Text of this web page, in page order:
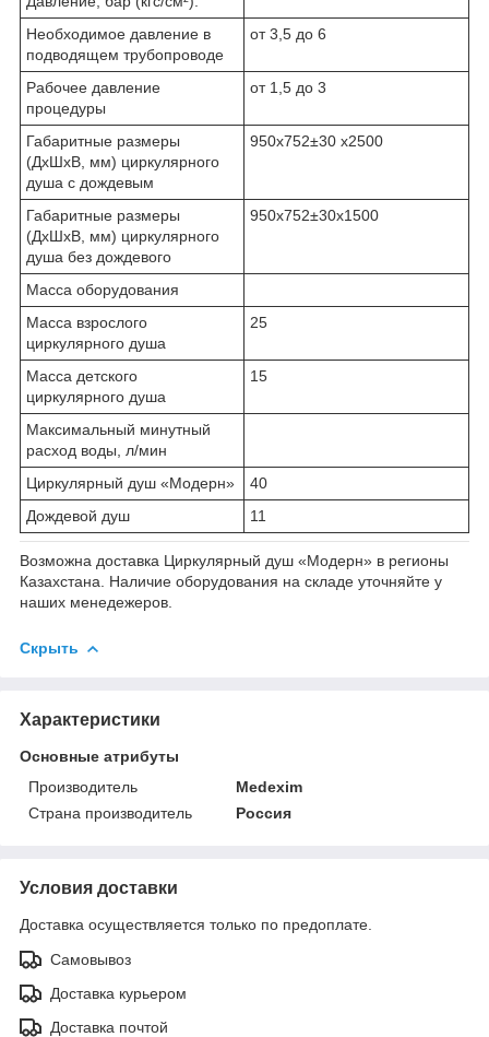
Необходимое давление в
подводящем трубопроводе
от 3,5 до 6
Рабочее давление
процедуры
от 1,5 до 3
Габаритные размеры
(ДхШхВ, мм) циркулярного
душа с дождевым
950х752±30 х2500
Габаритные размеры
(ДхШхВ, мм) циркулярного
душа без дождевого
950х752±30х1500
Масса оборудования
Масса взрослого
циркулярного душа
25
Масса детского
циркулярного душа
15
Максимальный минутный
расход воды, л/мин
Циркулярный душ «Модерн»
40
Дождевой душ
11
Возможна доставка Циркулярный душ «Модерн» в регионы
Казахстана. Наличие оборудования на складе уточняйте у
наших менедежеров.
Скрыть
Характеристики
Основные атрибуты
Производитель
Medexim
Страна производитель
Россия
Условия доставки
Доставка осуществляется только по предоплате.
Самовывоз
Доставка курьером
Доставка почтой